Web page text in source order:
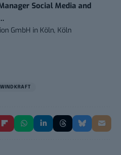
Social Media and
GmbH in Köln, Köln
WINDKRAFT